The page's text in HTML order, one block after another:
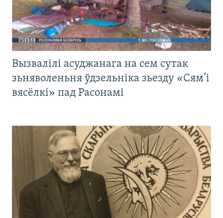
Вызвалілі асуджанага на сем сутак
зьняволеньня ўдзельніка зьезду «Сям’і
вясёлкі» пад Расонамі